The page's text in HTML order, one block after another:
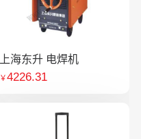
上海东升 电焊机
￥4226.31